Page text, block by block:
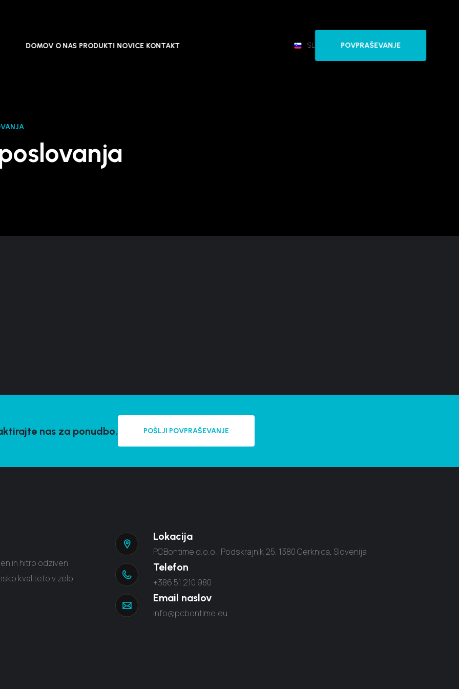
DOMOV O NAS PRODUKTI NOVICE KONTAKT SL POVPRAŠEVANJE
nas za ponudbo. POŠLJI POVPRAŠEVANJE
in hitro odziven
kvaliteto v zelo
Lokacija
PCBontime d.o.o., Podskrajnik 25, 1380 Cerknica, Slovenija
Telefon
+386 51 210 980
Email naslov
info@pcbontime.eu